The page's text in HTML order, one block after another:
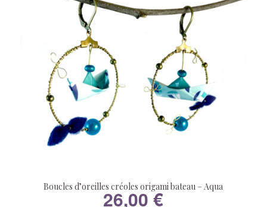
Boucles d’oreilles créoles origami bateau – Aqua
26,00€